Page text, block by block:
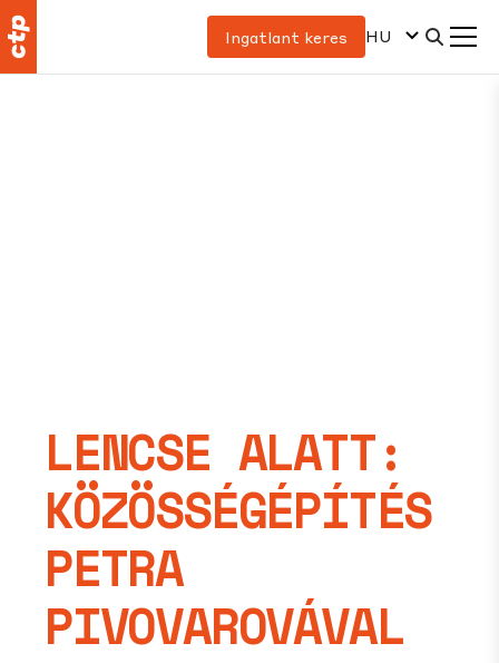
Ingatlant keres HU
LENCSE ALATT:
KÖZÖSSÉGÉPÍTÉS
PETRA
PIVOVAROVÁVAL